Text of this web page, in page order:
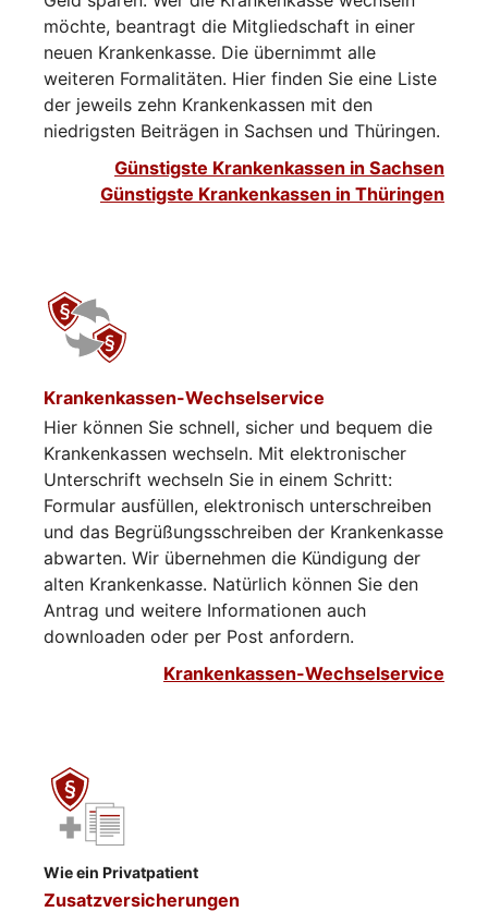
möchte, beantragt die Mitgliedschaft in einer
neuen Krankenkasse. Die übernimmt alle
weiteren Formalitäten. Hier finden Sie eine Liste
der jeweils zehn Krankenkassen mit den
niedrigsten Beiträgen in Sachsen und Thüringen.
Günstigste Krankenkassen in Sachsen
Günstigste Krankenkassen in Thüringen
Krankenkassen-Wechselservice
Hier können Sie schnell, sicher und bequem die
Krankenkassen wechseln. Mit elektronischer
Unterschrift wechseln Sie in einem Schritt:
Formular ausfüllen, elektronisch unterschreiben
und das Begrüßungsschreiben der Krankenkasse
abwarten. Wir übernehmen die Kündigung der
alten Krankenkasse. Natürlich können Sie den
Antrag und weitere Informationen auch
downloaden oder per Post anfordern.
Krankenkassen-Wechselservice
Wie ein Privatpatient
Zusatzversicherungen